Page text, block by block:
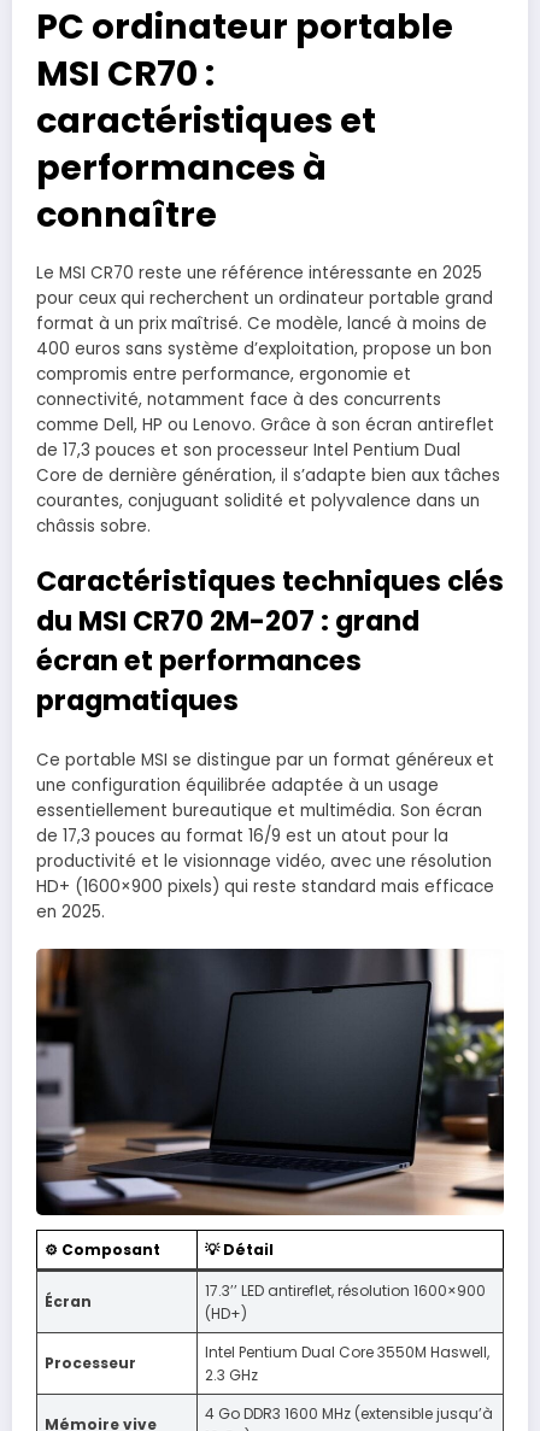
PC ordinateur portable
MSI CR70 :
caractéristiques et
performances à
connaître
Le MSI CR70 reste une référence intéressante en 2025
pour ceux qui recherchent un ordinateur portable grand
format à un prix maîtrisé. Ce modèle, lancé à moins de
400 euros sans système d’exploitation, propose un bon
compromis entre performance, ergonomie et
connectivité, notamment face à des concurrents
comme Dell, HP ou Lenovo. Grâce à son écran antireflet
de 17,3 pouces et son processeur Intel Pentium Dual
Core de dernière génération, il s’adapte bien aux tâches
courantes, conjuguant solidité et polyvalence dans un
châssis sobre.
Caractéristiques techniques clés
du MSI CR70 2M-207 : grand
écran et performances
pragmatiques
Ce portable MSI se distingue par un format généreux et
une configuration équilibrée adaptée à un usage
essentiellement bureautique et multimédia. Son écran
de 17,3 pouces au format 16/9 est un atout pour la
productivité et le visionnage vidéo, avec une résolution
HD+ (1600×900 pixels) qui reste standard mais efficace
en 2025.
⚙️ Composant 💡 Détail
Écran
17.3’’ LED antireflet, résolution 1600×900
(HD+)
Processeur
Intel Pentium Dual Core 3550M Haswell,
2.3 GHz
Mémoire vive
4 Go DDR3 1600 MHz (extensible jusqu’à